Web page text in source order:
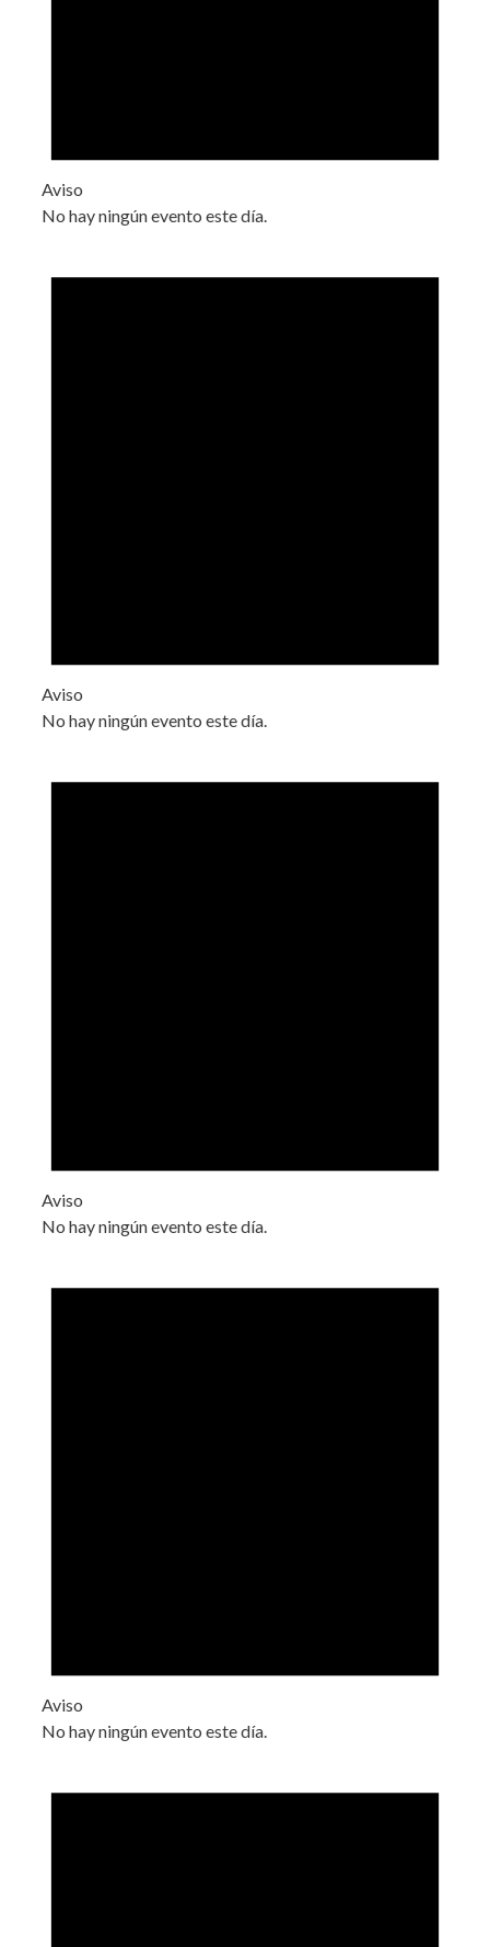
Aviso
No hay ningún evento este día.
Aviso
No hay ningún evento este día.
Aviso
No hay ningún evento este día.
Aviso
No hay ningún evento este día.